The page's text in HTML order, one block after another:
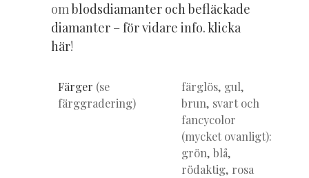
omblodsdiamanter och befläckade
diamanter – för vidare info. klicka
här!
Färger (se
färggradering)
färglös, gul,
brun, svart och
fancycolor
(mycket ovanligt):
grön, blå,
rödaktig, rosa